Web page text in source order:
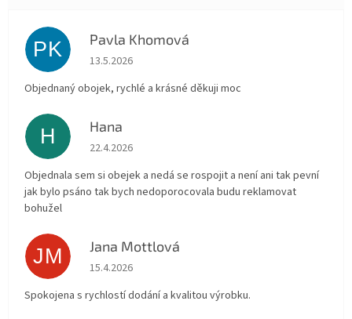
PK Pavla Khomová
Hodnocení obchodu je 5 z 5 hvězdiček.
13.5.2026
Objednaný obojek, rychlé a krásné děkuji moc
H Hana
Hodnocení obchodu je 5 z 5 hvězdiček.
22.4.2026
Objednala sem si obejek a nedá se rospojit a není ani tak pevní
jak bylo psáno tak bych nedoporocovala budu reklamovat
bohužel
JM Jana Mottlová
Hodnocení obchodu je 5 z 5 hvězdiček.
15.4.2026
Spokojena s rychlostí dodání a kvalitou výrobku.